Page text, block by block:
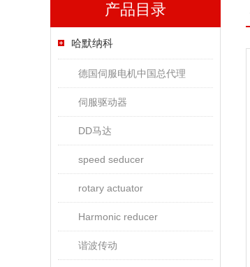
产品目录
哈默纳科
德国伺服电机中国总代理
伺服驱动器
DD马达
speed seducer
rotary actuator
Harmonic reducer
谐波传动